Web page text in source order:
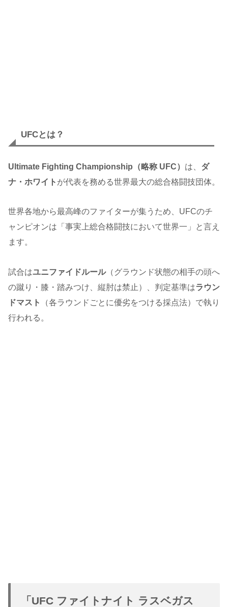
UFCとは？
Ultimate Fighting Championship（略称 UFC） は、 ダ
ナ・ホワイト が代表を務める世界最大の総合格闘技団体。
世界各地から最高峰のファイターが集うため、UFCのチ
ャンピオンは「事実上総合格闘技において世界一」と言え
ます。
試合はユニファイドルール（グラウンド状態の相手の頭へ
の蹴り・膝・踏みつけ、縦肘は禁止）、判定基準はラウン
ドマスト
（各ラウンドごとに優劣をつける採点法）で執り
行われる。
「UFC ファイトナイト ラスベガス